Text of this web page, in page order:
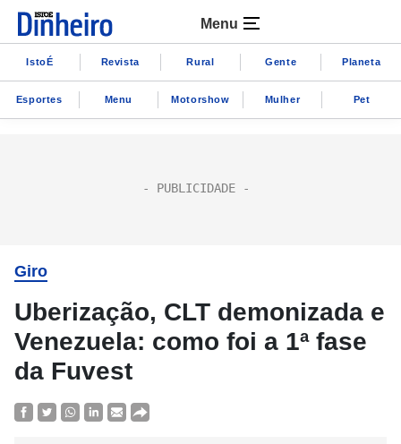
Menu
IstoÉ Revista Rural Gente Planeta
Esportes Menu Motorshow Mulher Pet
Giro
Uberização, CLT demonizada e
Venezuela: como foi a 1ª fase
da Fuvest